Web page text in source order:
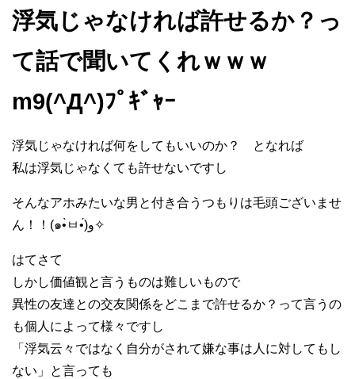
浮気じゃなければ許せるか？っ
て話で聞いてくれｗｗｗ
m9(^Д^)ﾌﾟｷﾞｬｰ
浮気じゃなければ何をしてもいいのか？ となれば
私は浮気じゃなくても許せないですし
そんなアホみたいな男と付き合うつもりは毛頭ございませ
ん！！(๑•̀ㅂ•́)و✧
はてさて
しかし価値観と言うものは難しいもので
異性の友達との交友関係をどこまで許せるか？って言うの
も個人によって様々ですし
「浮気云々ではなく自分がされて嫌な事は人に対してもし
ない」と言っても